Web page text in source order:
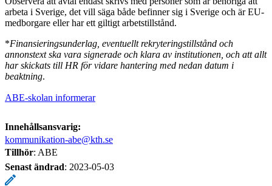
arbeta i Sverige, det vill säga både befinner sig i Sverige och är EU-
medborgare eller har ett giltigt arbetstillstånd.
*Finansieringsunderlag, eventuellt rekryteringstillstånd och
annonstext ska vara signerade och klara av institutionen, och att allt
har skickats till HR för vidare hantering med nedan datum i
beaktning.
ABE-skolan informerar
Innehållsansvarig:
kommunikation-abe@kth.se
Tillhör: ABE
Senast ändrad: 2023-05-03